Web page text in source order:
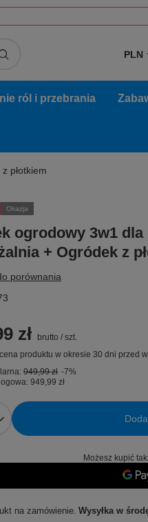
PLN
ról i przebrania
płotkiem
Okazja
ogrodowy 3w1
+ Ogródek z
porównania
zł brutto / szt.
produktu w okresie 30 dni przed
949,99 zł -7%
949,99 zł
Możesz kupić
na zamówienie Wysyłka w